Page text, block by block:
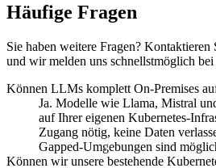
Häufige Fragen
Sie haben weitere Fragen? Kontaktieren
und wir melden uns schnellstmöglich bei
Können LLMs komplett On-Premises
Ja. Modelle wie Llama, Mistral
auf Ihrer eigenen Kubernetes-
Zugang nötig, keine Daten
Gapped-Umgebungen sind
Können wir unsere bestehende